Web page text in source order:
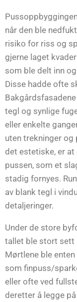
når den ble
risiko for riss og
gjerne laget
som ble delt inn
Disse hadde ofte
tegl og synlige
eller enkelte
uten trekninger og
det estetiske, er
pussen, som et
stadig fornyes.
av blank tegl i
detaljeringer.
Under de store
tallet ble stort sett
Mørtlene ble
som finpuss/
eller ofte ved
deretter å legge